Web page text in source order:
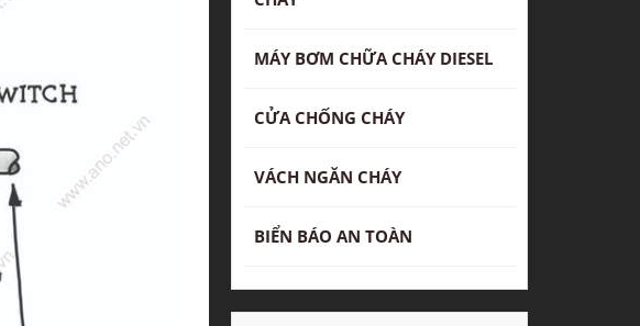
MÁY BƠM CHỮA CHÁY DIESEL
CỬA CHỐNG CHÁY
VÁCH NGĂN CHÁY
BIỂN BÁO AN TOÀN